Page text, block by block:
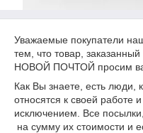
Уважаемые покупатели
тем, что товар,
НОВОЙ ПОЧТОЙ просим
Как Вы знаете, есть люди,
относятся к своей работе
исключением. Все
на сумму их стоимости и